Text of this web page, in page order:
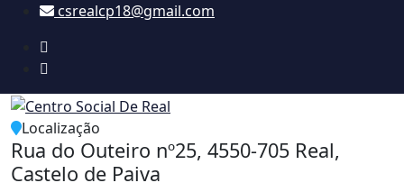
content
csrealcp18@gmail.com
Localização
Rua do Outeiro nº25, 4550-705 Real,
Castelo de Paiva